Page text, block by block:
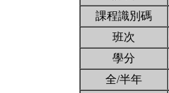
課程識別碼
班次
學分
全/半年